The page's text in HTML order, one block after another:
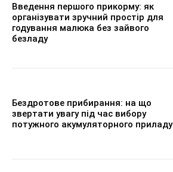
Введення першого прикорму: як
організувати зручний простір для
годування малюка без зайвого
безладу
Бездротове прибирання: на що
звертати увагу під час вибору
потужного акумуляторного приладу